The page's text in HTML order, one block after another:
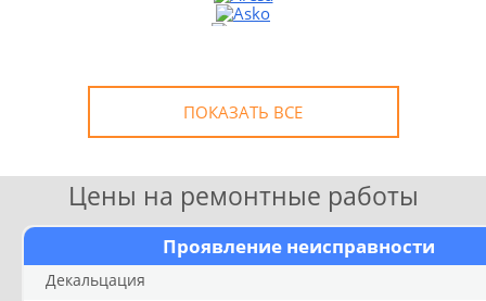
* в случае ремонта
ПОКАЗАТЬ ВСЕ
Цены на ремонтные работы
Проявление неисправности
Декальцация